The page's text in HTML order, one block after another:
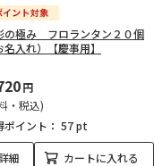
の極み フロランタン２０個
名入れ）【慶事用】
円
・税込)
ポイント： 57 pt
細 カートに入れる